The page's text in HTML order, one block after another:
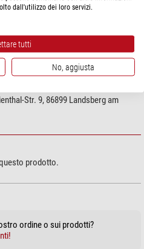
rimuove perfettamente umidità e
alla sua struttura in microfibra.
Str. 9, 86899 Landsberg am
prodotto.
ordine o sui prodotti?
dall'utilizzo dei loro servizi.
tutti
No, aggiusta